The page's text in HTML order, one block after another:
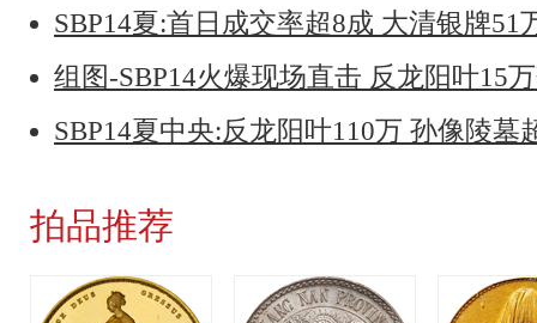
SBP14夏:首日成交率超8成 大清银牌51
组图-SBP14火爆现场直击 反龙阳叶15
SBP14夏中央:反龙阳叶110万 孙像陵墓
拍品推荐